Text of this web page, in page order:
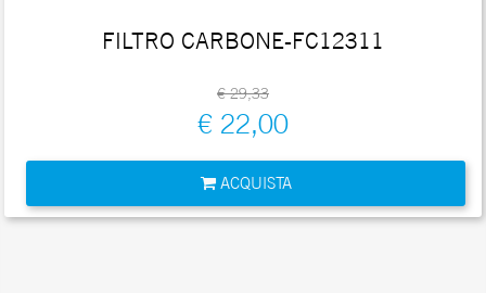
FILTRO CARBONE-FC12311
€ 29,33
€ 22,00
ACQUISTA